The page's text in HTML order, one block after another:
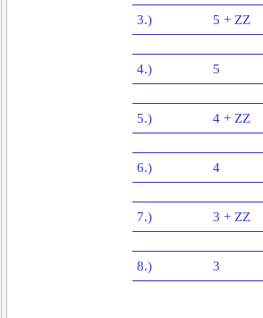
3.) 5 + ZZ
4.) 5
5.) 4 + ZZ
6.) 4
7.) 3 + ZZ
8.) 3